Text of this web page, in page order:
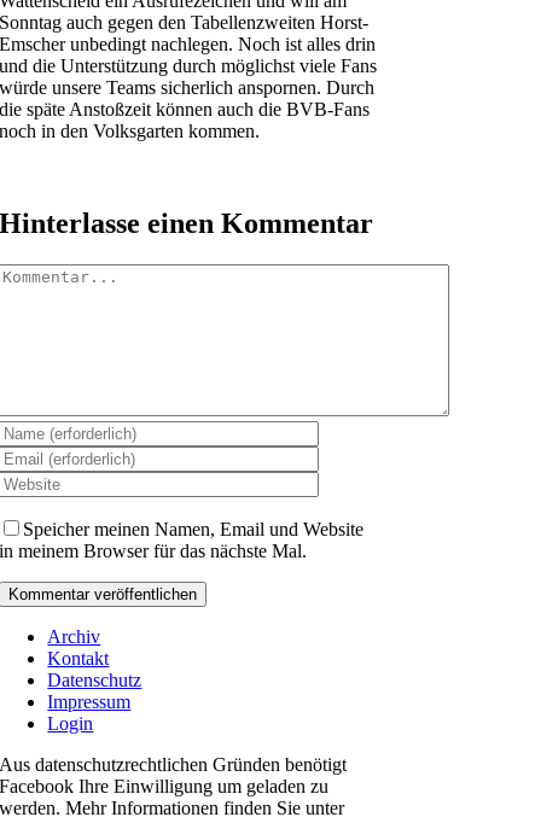
Sonntag auch gegen den Tabellenzweiten Horst-
Emscher unbedingt nachlegen. Noch ist alles drin
und die Unterstützung durch möglichst viele Fans
würde unsere Teams sicherlich anspornen. Durch
die späte Anstoßzeit können auch die BVB-Fans
noch in den Volksgarten kommen.
Hinterlasse einen Kommentar
Speicher meinen Namen, Email und Website
in meinem Browser für das nächste Mal.
Archiv
Kontakt
Datenschutz
Impressum
Login
Aus datenschutzrechtlichen Gründen benötigt
Facebook Ihre Einwilligung um geladen zu
werden. Mehr Informationen finden Sie unter